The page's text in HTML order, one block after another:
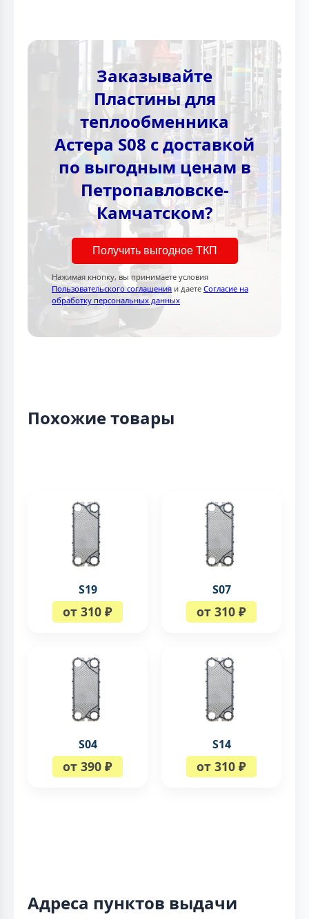
Заказывайте
Пластины для
теплообменника
Астера S08 с доставкой
по выгодным ценам в
Петропавловске-
Камчатском?
Получить выгодное ТКП
Нажимая кнопку, вы принимаете условия
Пользовательского соглашения и даете Согласие на
обработку персональных данных
Похожие товары
S19
от 310 ₽
S07
от 310 ₽
S04
от 390 ₽
S14
от 310 ₽
Адреса пунктов выдачи